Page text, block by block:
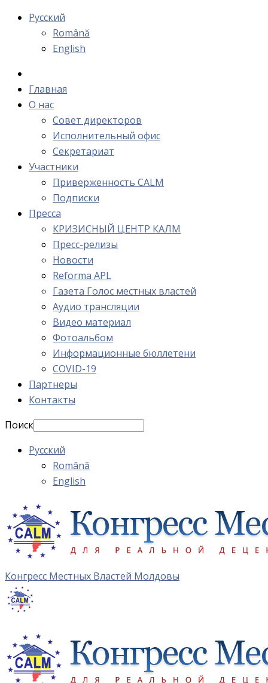
Русский
Română
English
Главная
О нас
Cовет директоров
Исполнительный офис
Cекретариат
Участники
Приверженность CALM
Подписки
Пресса
КРИЗИСНЫЙ ЦЕНТР КАЛМ
Пресс-релизы
Новости
Reforma APL
Газета Голос местных властей
Аудио трансляции
Видео материал
Фотоальбом
Информационные бюллетени
COVID-19
Партнеры
Контакты
Поиск
Русский
Română
English
Конгресс Местных Властей Молдовы